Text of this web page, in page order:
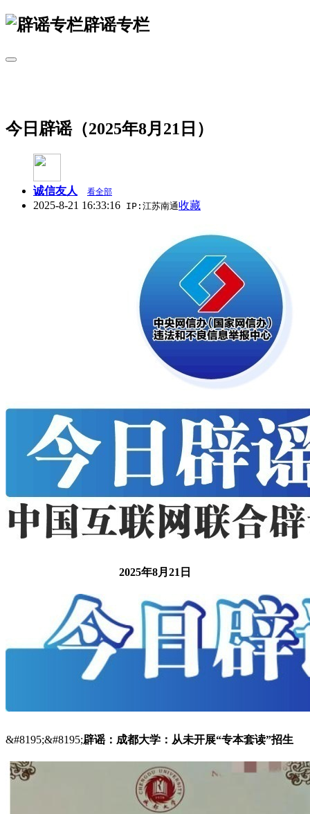
辟谣专栏
今日辟谣（2025年8月21日）
诚信友人 看全部
2025-8-21 16:33:16 IP:江苏南通收藏
2025年8月21日
&#8195;&#8195;辟谣：成都大学：从未开展“专本套读”招生